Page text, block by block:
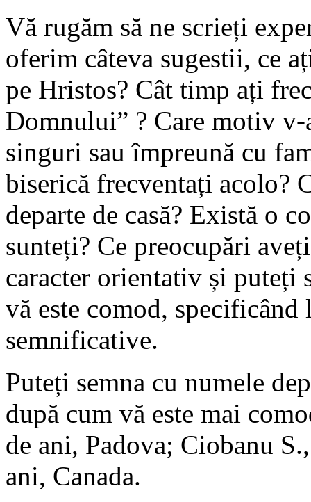
Vă rugăm să ne scrieți
oferim câteva sugestii, ce
pe Hristos? Cât timp ați
Domnului” ? Care motiv
singuri sau împreună cu
biserică frecventați acolo?
departe de casă? Există o
sunteți? Ce preocupări
caracter orientativ și puteți
vă este comod,
semnificative.
Puteți semna cu numele
după cum vă este mai
de ani, Padova; Ciobanu
ani, Canada.